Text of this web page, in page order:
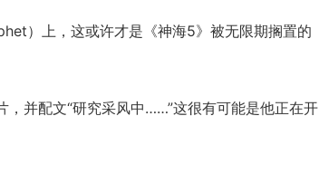
）上，这或许才是《神海5》被无限期搁置的
并配文“研究采风中……”这很有可能是他正在开